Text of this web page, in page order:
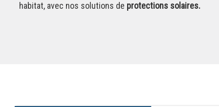
habitat, avec nos solutions de protections solaires.